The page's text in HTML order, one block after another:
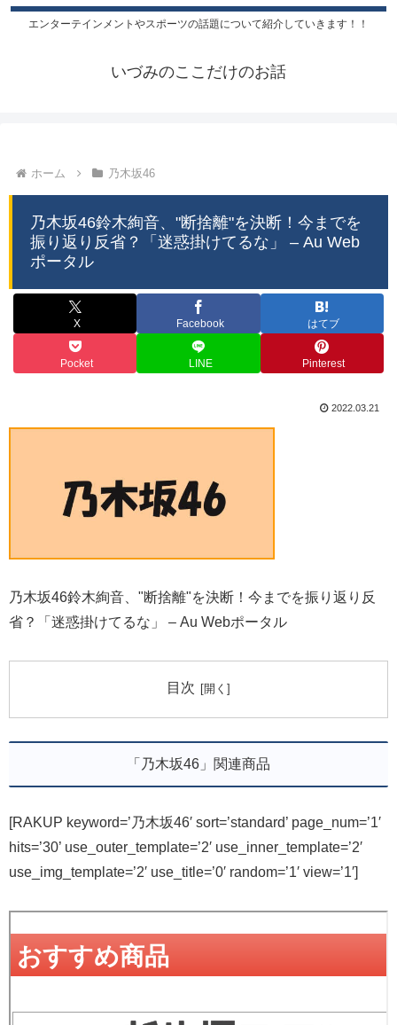
エンターテインメントやスポーツの話題について紹介していきます！！
いづみのここだけのお話
ホーム 乃木坂46
乃木坂46鈴木絢音、"断捨離"を決断！今までを
振り返り反省？「迷惑掛けてるな」 – Au Web
ポータル
X Facebook はてブ
Pocket LINE Pinterest
2022.03.21
乃木坂46鈴木絢音、"断捨離"を決断！今までを振り返り反
省？「迷惑掛けてるな」 – Au Webポータル
目次
「乃木坂46」関連商品
[RAKUP keyword=’乃木坂46′ sort=’standard’ page_num=’1′
hits=’30’ use_outer_template=’2′ use_inner_template=’2′
use_img_template=’2′ use_title=’0′ random=’1′ view=’1′]